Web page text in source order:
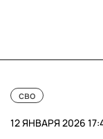
сво
12 ЯНВАРЯ 2026